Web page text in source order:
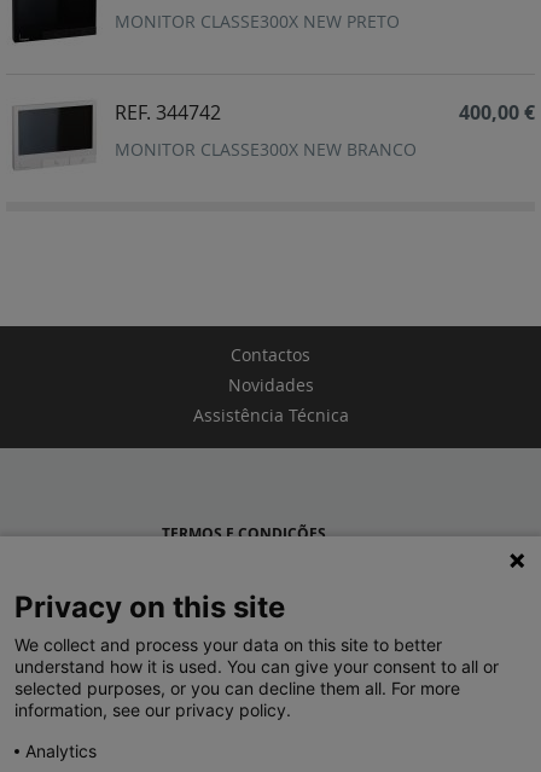
MONITOR CLASSE300X NEW PRETO
REF. 344742
MONITOR CLASSE300X NEW BRANCO
400,00 €
Contactos
Novidades
Assistência Técnica
TERMOS E CONDIÇÕES
LEGRAND PORTUGAL
GRUPO LEGRAND NO MUNDO
Privacy on this site
We collect and process your data on this site to better
understand how it is used. You can give your consent to all or
selected purposes, or you can decline them all. For more
information, see our privacy policy.
Analytics